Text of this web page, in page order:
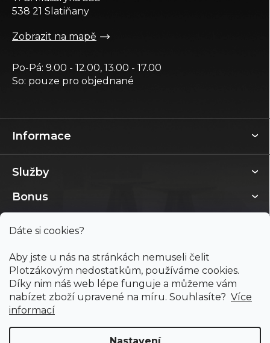
Dáte si cookies?
Aby jste u nás na stránkách nemuseli čelit
Plotzákovým nedostatkům, používáme cookies.
Díky nim náš web lépe funguje a můžeme vám
nabízet zboží upravené na míru. Souhlasíte? Více
informací
Informace
Služby
Bonus
538 21 Slatiňany
Zobrazit na mapě
Po-Pá: 9.00 - 12.00, 13.00 - 17.00
So: pouze pro objednané